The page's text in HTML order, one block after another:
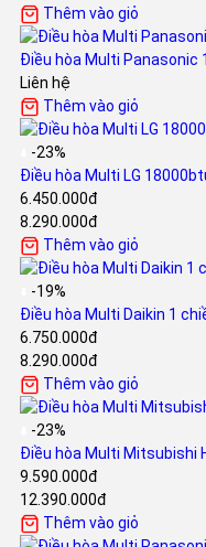
Thêm vào giỏ
Điều hòa Multi Panasonic
Liên hệ
Thêm vào giỏ
-23%
Điều hòa Multi LG
6.450.000đ
8.290.000đ
Thêm vào giỏ
-19%
Điều hòa Multi Daikin 1
6.750.000đ
8.290.000đ
Thêm vào giỏ
-23%
Điều hòa Multi Mitsubishi
9.590.000đ
12.390.000đ
Thêm vào giỏ